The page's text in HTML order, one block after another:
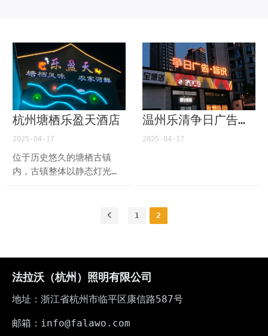
杭州塘栖乐盈天酒店
2025-04-17
位于历史悠久的塘栖古镇
内，古镇整体以静态灯光为
度动态变化对酒店轮廓进行
中心距10cm）采用法拉沃一
体化防水软灯带安装，相较
降50%以上；在控制上，传
温州乐清争日广告门头
2025-04-17
1 2
法拉沃（杭州）照明有限公司
地址：浙江省杭州市临平区康信路587号
邮箱：info@falawo.com